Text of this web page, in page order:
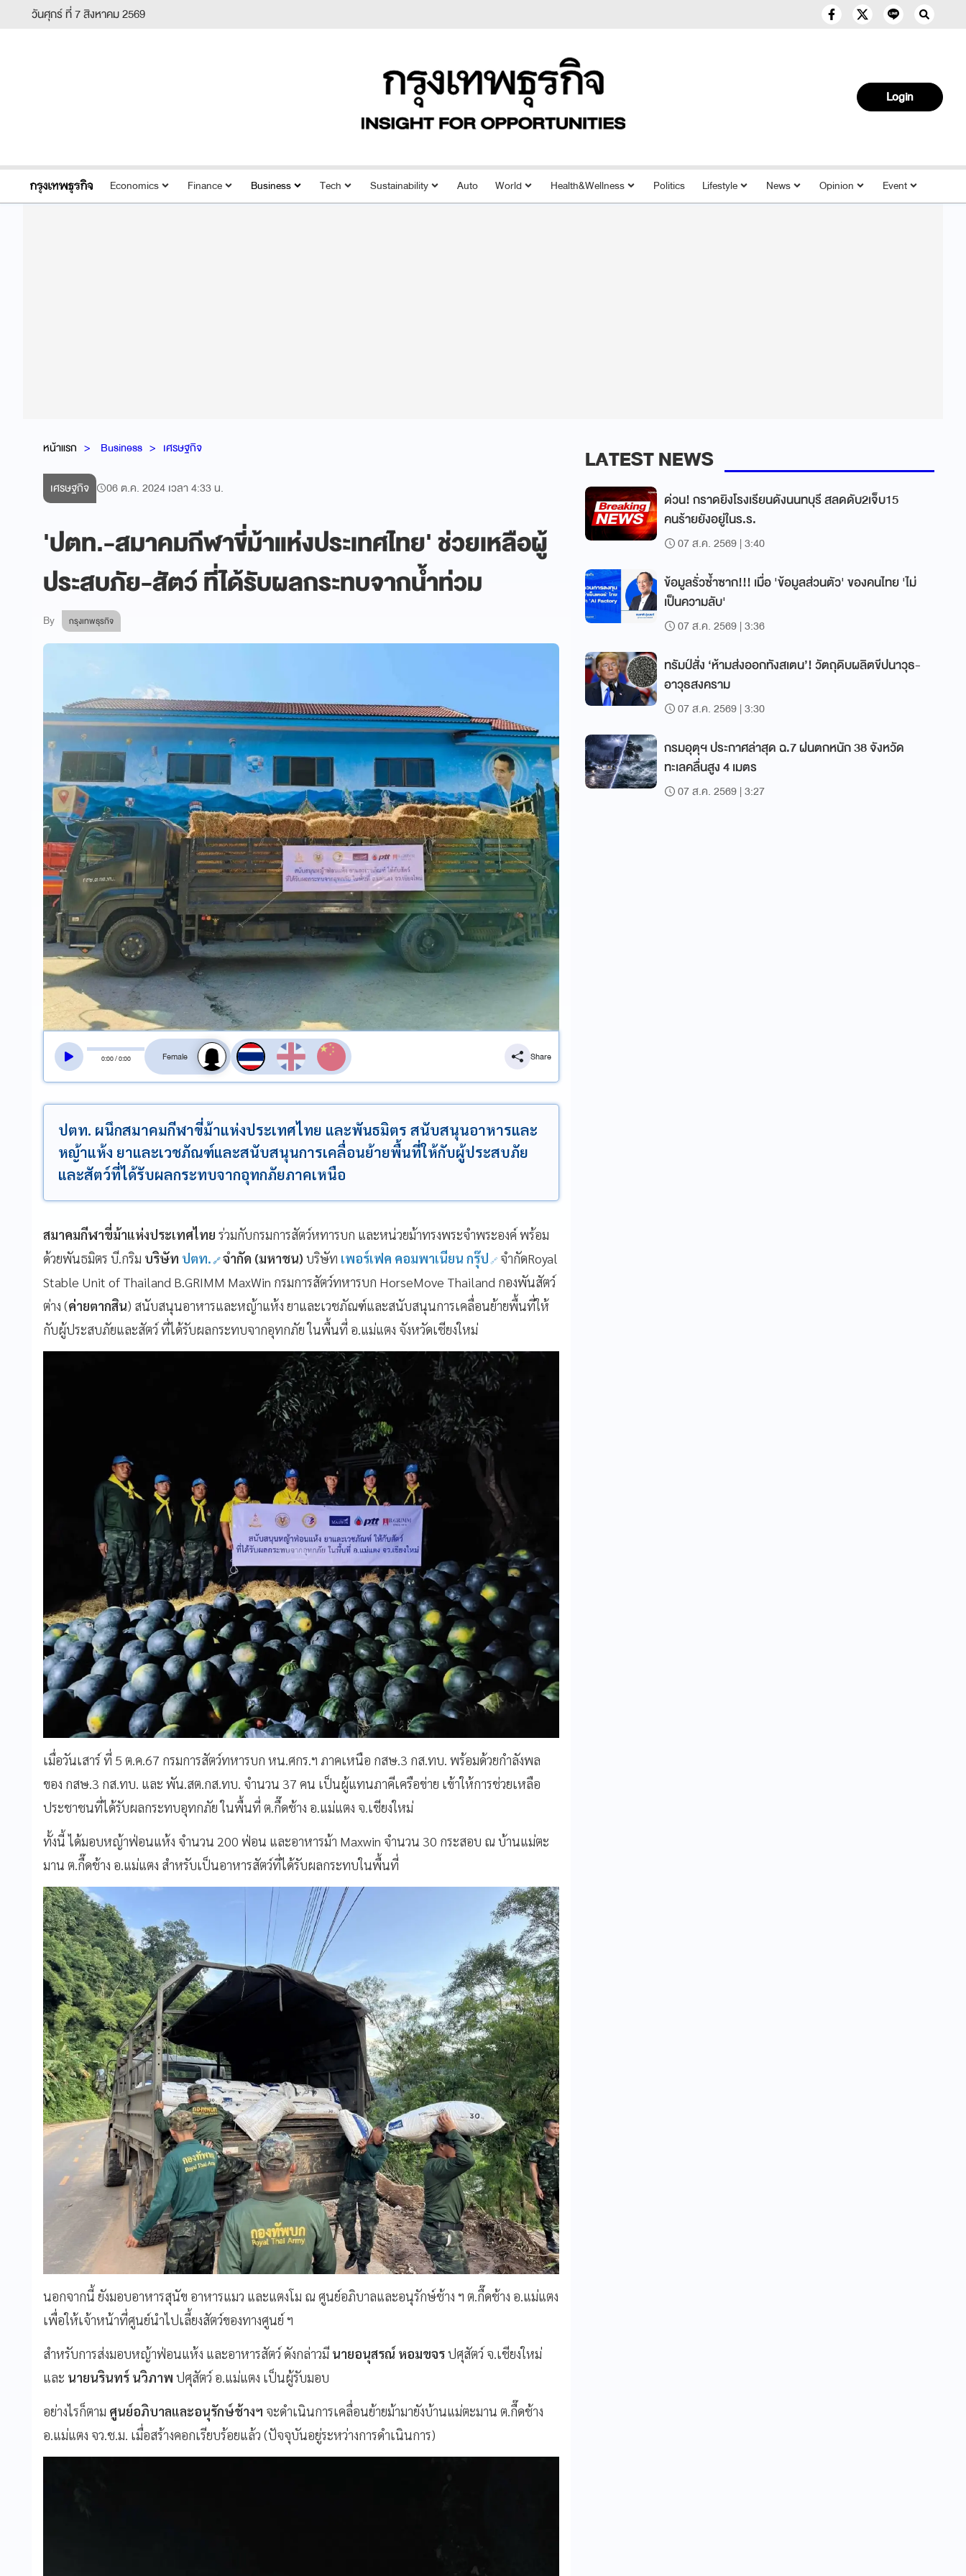
วันศุกร์ ที่ 7 สิงหาคม 2569
Login
Economics Finance Business Tech Sustainability Auto World Health&Wellness Politics Lifestyle News Opinion Event
หน้าแรก Business เศรษฐกิจ
เศรษฐกิจ 06 ต.ค. 2024 เวลา 4:33 น.
'ปตท.-สมาคมกีฬาขี่ม้าแห่งประเทศไทย' ช่วยเหลือผู้
ประสบภัย-สัตว์ ที่ได้รับผลกระทบจากน้ำท่วม
By กรุงเทพธุรกิจ
0:00/0:00
สลับเสียงอ่าน
Share
ปตท. ผนึกสมาคมกีฬาขี่ม้าแห่งประเทศไทย และพันธมิตร สนับสนุนอาหารและ
หญ้าแห้ง ยาและเวชภัณฑ์และสนับสนุนการเคลื่อนย้ายพื้นที่ให้กับผู้ประสบภัย
และสัตว์ที่ได้รับผลกระทบจากอุทกภัยภาคเหนือ
สมาคมกีฬาขี่ม้าแห่งประเทศไทย ร่วมกับกรมการสัตว์หทารบก และหน่วยม้าทรงพระจำพระองค์ พร้อม
ด้วยพันธมิตร บี.กริม บริษัท ปตท. จำกัด (มหาชน) บริษัท เพอร์เฟค คอมพาเนียน กรุ๊ป
จำกัดRoyal
Stable Unit of Thailand B.GRIMM MaxWin กรมการสัตว์ทหารบก HorseMove Thailand กองพันสัตว์
ต่าง (ค่ายตากสิน) สนับสนุนอาหารและหญ้าแห้ง ยาและเวชภัณฑ์และสนับสนุนการเคลื่อนย้ายพื้นที่ให้
กับผู้ประสบภัยและสัตว์ ที่ได้รับผลกระทบจากอุทกภัย ในพื้นที่ อ.แม่แตง จังหวัดเชียงใหม่
เมื่อวันเสาร์ ที่ 5 ต.ค.67 กรมการสัตว์ทหารบก หน.ศกร.ฯ ภาคเหนือ กสษ.3 กส.ทบ. พร้อมด้วยกำลังพล
ของ กสษ.3 กส.ทบ. และ พัน.สต.กส.ทบ. จำนวน 37 คน เป็นผู้แทนภาคีเครือข่าย เข้าให้การช่วยเหลือ
ประชาชนที่ได้รับผลกระทบอุทกภัย ในพื้นที่ ต.กื๊ดช้าง อ.แม่แตง จ.เชียงใหม่
ทั้งนี้ ได้มอบหญ้าฟ่อนแห้ง จำนวน 200 ฟ่อน และอาหารม้า Maxwin จำนวน 30 กระสอบ ณ บ้านแม่ตะ
มาน ต.กื๊ดช้าง อ.แม่แตง สำหรับเป็นอาหารสัตว์ที่ได้รับผลกระทบในพื้นที่
นอกจากนี้ ยังมอบอาหารสุนัข อาหารแมว และแตงโม ณ ศูนย์อภิบาลและอนุรักษ์ช้าง ฯ ต.กื๊ดช้าง อ.แม่แตง
เพื่อให้เจ้าหน้าที่ศูนย์นำไปเลี้ยงสัตว์ของทางศูนย์ ฯ
สำหรับการส่งมอบหญ้าฟ่อนแห้ง และอาหารสัตว์ ดังกล่าวมี นายอนุสรณ์ หอมขจรปศุสัตว์ จ.เชียงใหม่
และ นายนรินทร์ นวิภาพ ปศุสัตว์ อ.แม่แตง เป็นผู้รับมอบ
อย่างไรก็ตาม ศูนย์อภิบาลและอนุรักษ์ช้างฯ จะดำเนินการเคลื่อนย้ายม้ามายังบ้านแม่ตะมาน ต.กื๊ดช้าง
อ.แม่แตง จว.ช.ม. เมื่อสร้างคอกเรียบร้อยแล้ว (ปัจจุบันอยู่ระหว่างการดำเนินการ)
LATEST NEWS
ด่วน! กราดยิงโรงเรียนดังนนทบุรี สลดดับ2เจ็บ15
คนร้ายยังอยู่ในร.ร.
07 ส.ค. 2569 | 3:40
ข้อมูลรั่วซ้ำซาก!!! เมื่อ 'ข้อมูลส่วนตัว' ของคนไทย 'ไม่
เป็นความลับ'
07 ส.ค. 2569 | 3:36
ทรัมป์สั่ง ‘ห้ามส่งออกทังสเตน’! วัตถุดิบผลิตขีปนาวุธ-
อาวุธสงคราม
07 ส.ค. 2569 | 3:30
กรมอุตุฯ ประกาศล่าสุด ฉ.7 ฝนตกหนัก 38 จังหวัด
ทะเลคลื่นสูง 4 เมตร
07 ส.ค. 2569 | 3:27